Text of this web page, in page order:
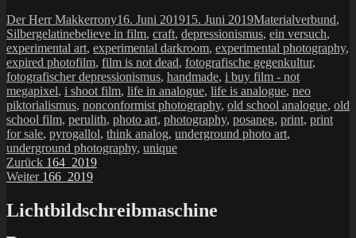
Autor
Der Herr MakkerronyVeröffentlicht
am
16. Juni 201915. Juni 2019Kategorien
Materialverbund,
SilbergelatineSchlagwörter
believe in film, craft, depressionismus, ein versuch,
experimental art, experimental darkroom, experimental photography,
expired photofilm, film is not dead, fotografische gegenkultur,
fotografischer depressionismus, handmade, i buy film - not
megapixel, i shoot film, life in analogue, life is analogue, neo
piktorialismus, nonconformist photography, old school analogue, old
school film, perulith, photo art, photography, posaneg, print, print
for sale, pyrogallol, think analog, underground photo art,
underground photography, unique
Beitragsnavigation
Zurück Vorheriger
Beitrag:
164_2019
Weiter Nächster
166_2019
Lichtbildschreibmaschine